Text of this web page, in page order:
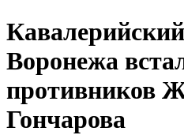
Воронежа
противников
Гончарова